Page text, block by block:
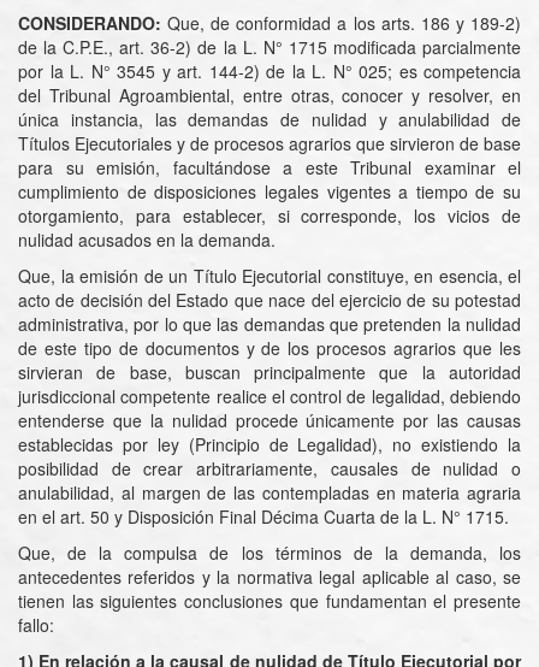
CONSIDERANDO: Que, de conformidad a los arts. 186 y 189-2)
de la C.P.E., art. 36-2) de la L. N° 1715 modificada parcialmente
por la L. N° 3545 y art. 144-2) de la L. N° 025; es competencia
del Tribunal Agroambiental, entre otras, conocer y resolver, en
única instancia, las demandas de nulidad y anulabilidad de
Títulos Ejecutoriales y de procesos agrarios que sirvieron de base
para su emisión, facultándose a este Tribunal examinar el
cumplimiento de disposiciones legales vigentes a tiempo de su
otorgamiento, para establecer, si corresponde, los vicios de
nulidad acusados en la demanda.
Que, la emisión de un Título Ejecutorial constituye, en esencia, el
acto de decisión del Estado que nace del ejercicio de su potestad
administrativa, por lo que las demandas que pretenden la nulidad
de este tipo de documentos y de los procesos agrarios que les
sirvieran de base, buscan principalmente que la autoridad
jurisdiccional competente realice el control de legalidad, debiendo
entenderse que la nulidad procede únicamente por las causas
establecidas por ley (Principio de Legalidad), no existiendo la
posibilidad de crear arbitrariamente, causales de nulidad o
anulabilidad, al margen de las contempladas en materia agraria
en el art. 50 y Disposición Final Décima Cuarta de la L. N° 1715.
Que, de la compulsa de los términos de la demanda, los
antecedentes referidos y la normativa legal aplicable al caso, se
tienen las siguientes conclusiones que fundamentan el presente
fallo:
1) En relación a la causal de nulidad de Título Ejecutorial por